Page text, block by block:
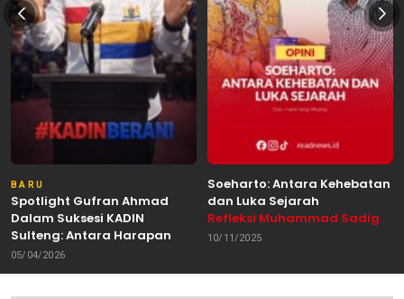
BARU
Spotlight Gufran Ahmad
Dalam Suksesi KADIN
Sulteng: Antara Harapan
dan Kebutuhan Perubahan
Oleh: Anshar Munir
05/04/2026
Soeharto: Antara Kehebatan
dan Luka Sejarah
Refleksi Muhammad Sadig
Alhabsyie, Akademisi UIN
Pemerhati Gerakan
10/11/2025